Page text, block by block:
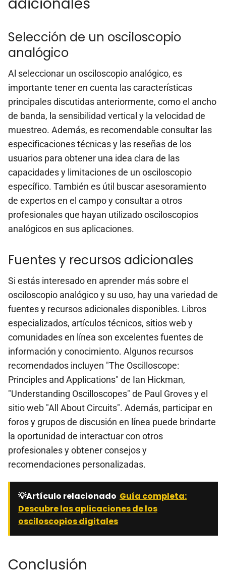
Selección de un osciloscopio
analógico
Al seleccionar un osciloscopio analógico, es
importante tener en cuenta las características
principales discutidas anteriormente, como el ancho
de banda, la sensibilidad vertical y la velocidad de
muestreo. Además, es recomendable consultar las
especificaciones técnicas y las reseñas de los
usuarios para obtener una idea clara de las
capacidades y limitaciones de un osciloscopio
específico. También es útil buscar asesoramiento
de expertos en el campo y consultar a otros
profesionales que hayan utilizado osciloscopios
analógicos en sus aplicaciones.
Fuentes y recursos adicionales
Si estás interesado en aprender más sobre el
osciloscopio analógico y su uso, hay una variedad de
fuentes y recursos adicionales disponibles. Libros
especializados, artículos técnicos, sitios web y
comunidades en línea son excelentes fuentes de
información y conocimiento. Algunos recursos
recomendados incluyen "The Oscilloscope:
Principles and Applications" de Ian Hickman,
"Understanding Oscilloscopes" de Paul Groves y el
sitio web "All About Circuits". Además, participar en
foros y grupos de discusión en línea puede brindarte
la oportunidad de interactuar con otros
profesionales y obtener consejos y
recomendaciones personalizadas.
💡Artículo relacionado Guía completa:
Descubre las aplicaciones de los
osciloscopios digitales
Conclusión